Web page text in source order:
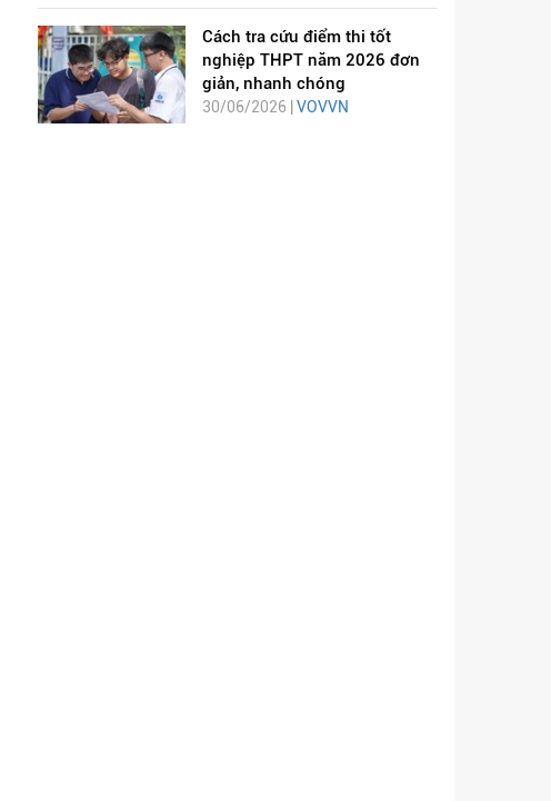
Cách tra cứu điểm thi tốt
nghiệp THPT năm 2026 đơn
giản, nhanh chóng
30/06/2026 | VOVVN